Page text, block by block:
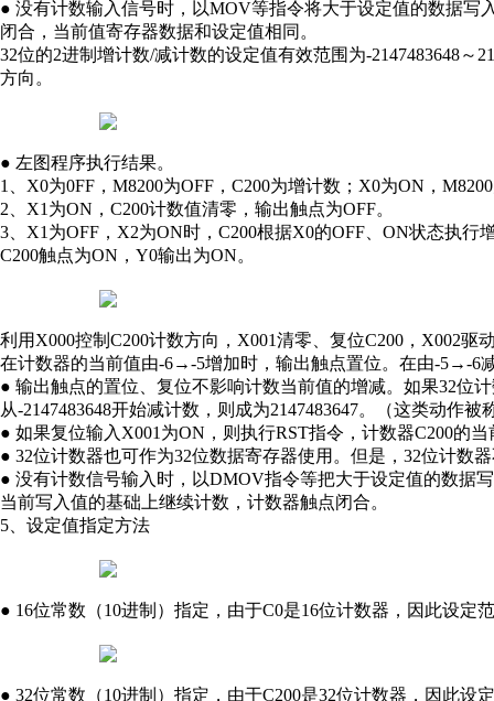
● 没有计数输入信号时，以MOV等指令将大于设定值的数据
闭合，当前值寄存器数据和设定值相同。
32位的2进制增计数/减计数的设定值有效范围为-2147483648
方向。
● 左图程序执行结果。
1、X0为0FF，M8200为OFF，C200为增计数；X0为ON，
2、X1为ON，C200计数值清零，输出触点为OFF。
3、X1为OFF，X2为ON时，C200根据X0的OFF、ON状态执
C200触点为ON，Y0输出为ON。
利用X000控制C200计数方向，X001清零、复位C200，X002驱
在计数器的当前值由-6→-5增加时，输出触点置位。在由-5→-6
● 输出触点的置位、复位不影响计数当前值的增减。如果32位
从-2147483648开始减计数，则成为2147483647。（这类动作被
● 如果复位输入X001为ON，则执行RST指令，计数器C200的
● 32位计数器也可作为32位数据寄存器使用。但是，32位计数
● 没有计数信号输入时，以DMOV指令等把大于设定值的数据
当前写入值的基础上继续计数，计数器触点闭合。
5、设定值指定方法
● 16位常数（10进制）指定，由于C0是16位计数器，因此设定
● 32位常数（10进制）指定，由于C200是32位计数器，因此设